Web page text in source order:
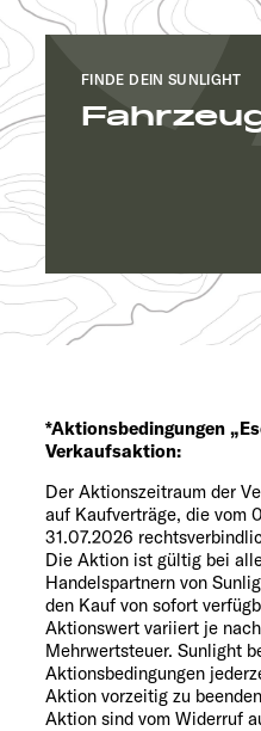
FINDE DEIN SUNLIGHT
*Aktionsbedingungen
Verkaufsaktion:
Der Aktionszeitraum der
auf Kaufverträge, die vom
31.07.2026
Die Aktion ist gültig bei
Handelspartnern von
den Kauf von sofort
Aktionswert variiert je
Mehrwertsteuer. Sunlight
Aktionsbedingungen
Aktion vorzeitig zu
Aktion sind vom Widerruf